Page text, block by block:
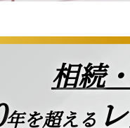
相続
年を超える